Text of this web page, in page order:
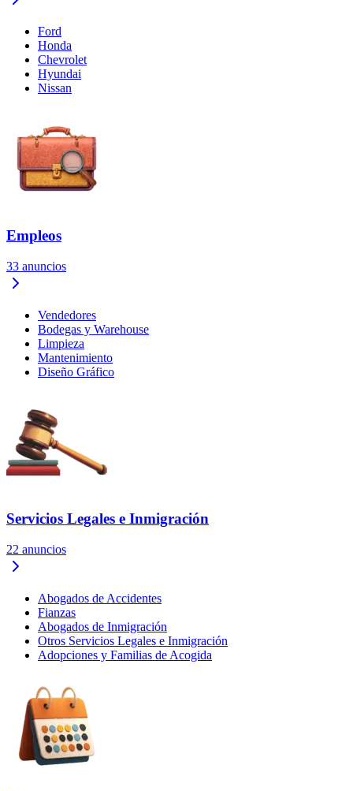
Ford
Honda
Chevrolet
Hyundai
Nissan
Empleos
33 anuncios
Vendedores
Bodegas y Warehouse
Limpieza
Mantenimiento
Diseño Gráfico
Servicios Legales e Inmigración
22 anuncios
Abogados de Accidentes
Fianzas
Abogados de Inmigración
Otros Servicios Legales e Inmigración
Adopciones y Familias de Acogida